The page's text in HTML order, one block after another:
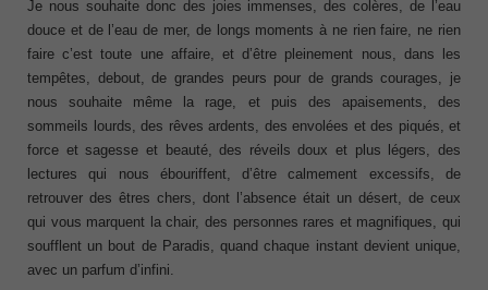
Je nous souhaite donc des joies immenses, des colères, de l’eau
douce et de l’eau de mer, de longs moments à ne rien faire, ne rien
faire c’est toute une affaire, et d’être pleinement nous, dans les
tempêtes, debout, de grandes peurs pour de grands courages, je
nous souhaite même la rage, et puis des apaisements, des
sommeils lourds, des rêves ardents, des envolées et des piqués, et
force et sagesse et beauté, des réveils doux et plus légers, des
lectures qui nous ébouriffent, d’être calmement excessifs, de
retrouver des êtres chers, dont l’absence était un désert, de ceux
qui vous marquent la chair, des personnes rares et magnifiques, qui
soufflent un bout de Paradis, quand chaque instant devient unique,
avec un parfum d’infini.